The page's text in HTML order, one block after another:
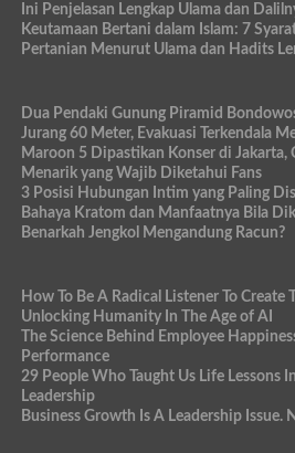
Ini Penjelasan Lengkap Ulama dan
Keutamaan Bertani dalam Islam: 7
Pertanian Menurut Ulama dan Hadits
Dua Pendaki Gunung Piramid
Jurang 60 Meter, Evakuasi Terkendala
Maroon 5 Dipastikan Konser di Jakarta,
Menarik yang Wajib Diketahui Fans
3 Posisi Hubungan Intim yang Paling
Bahaya Kratom dan Manfaatnya Bila
Benarkah Jengkol Mengandung Racun?
How To Be A Radical Listener To Create
Unlocking Humanity In The Age of AI
The Science Behind Employee
Performance
29 People Who Taught Us Life Lessons
Leadership
Business Growth Is A Leadership Issue.